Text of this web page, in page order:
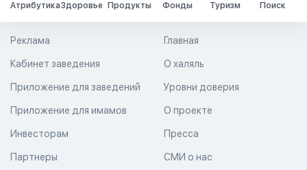
АтрибутикаЗдоровье Продукты Фонды Туризм Поиск
Главная
О халяль
Уровни доверия
Реклама
Кабинет заведения
Приложение для заведений
Приложение для имамов О проекте
Пресса
СМИ о нас
Инвесторам
Партнеры